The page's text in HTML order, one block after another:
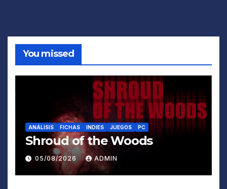
You missed
ANÁLISIS FICHAS INDIES JUEGOS PC
Shroud of the Woods
05/08/2026 ADMIN